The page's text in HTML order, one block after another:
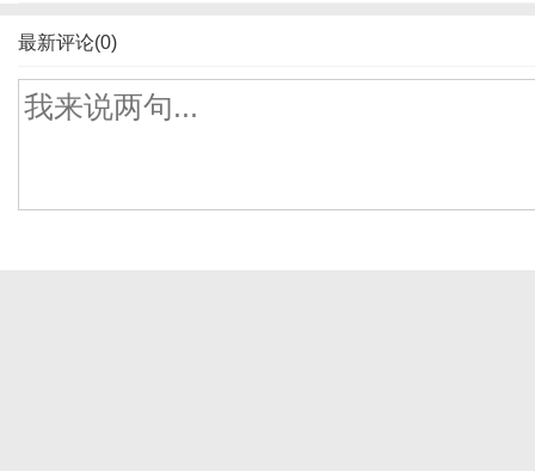
最新评论(0)